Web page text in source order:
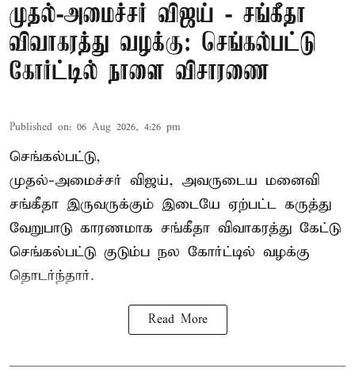
முதல்-அமைச்சர் விஜய் - சங்கீதா
விவாகரத்து வழக்கு: செங்கல்பட்டு
கோர்ட்டில் நாளை விசாரணை
Published on: 06 Aug 2026, 4:26 pm
செங்கல்பட்டு,
முதல்-அமைச்சர் விஜய், அவருடைய மனைவி
சங்கீதா இருவருக்கும் இடையே ஏற்பட்ட கருத்து
வேறுபாடு காரணமாக சங்கீதா விவாகரத்து கேட்டு
செங்கல்பட்டு குடும்ப நல கோர்ட்டில் வழக்கு
தொடர்ந்தார்.
Read More